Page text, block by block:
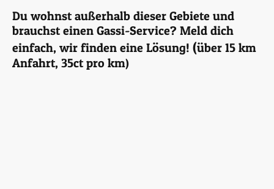
Du wohnst außerhalb dieser Gebiete und
brauchst einen Gassi-Service? Meld dich
einfach, wir finden eine Lösung! (über 15 km
Anfahrt, 35ct pro km)